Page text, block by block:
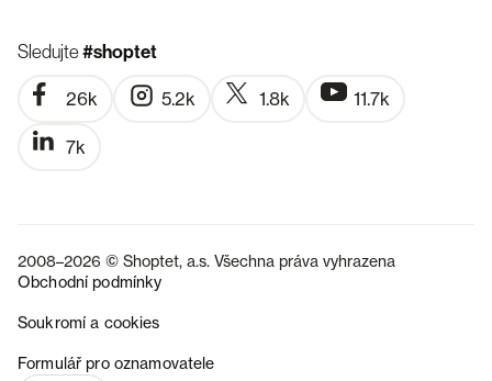
Sledujte#shoptet
26k 5.2k 1.8k 11.7k
7k
2008–2026 © Shoptet, a.s. Všechna práva vyhrazena
Obchodní podmínky
Soukromí a cookies
Formulář pro oznamovatele